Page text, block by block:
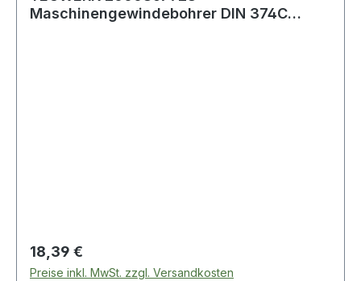
Maschinengewindebohrer DIN 374C
Regulärer Preis:
18,39 €
Preise inkl. MwSt. zzgl. Versandkosten